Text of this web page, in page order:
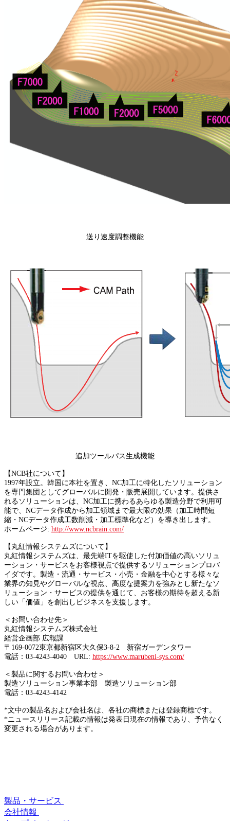
送り速度調整機能
追加ツールパス生成機能
【NCB社について】
1997年設立。韓国に本社を置き、NC加工に特化したソリューション
を専門集団としてグローバルに開発・販売展開しています。提供さ
れるソリューションは、NC加工に携わるあらゆる製造分野で利用可
能で、NCデータ作成から加工領域まで最大限の効果（加工時間短
縮・NCデータ作成工数削減・加工標準化など）を導き出します。
ホームページ: http://www.ncbrain.com/
【丸紅情報システムズについて】
丸紅情報システムズは、最先端ITを駆使した付加価値の高いソリュ
ーション・サービスをお客様視点で提供するソリューションプロバ
イダです。製造・流通・サービス・小売・金融を中心とする様々な
業界の知見やグローバルな視点、高度な提案力を強みとし新たなソ
リューション・サービスの提供を通じて、お客様の期待を超える新
しい「価値」を創出しビジネスを支援します。
＜お問い合わせ先＞
丸紅情報システムズ株式会社
経営企画部 広報課
〒169-0072東京都新宿区大久保3-8-2 新宿ガーデンタワー
電話：03-4243-4040 URL: https://www.marubeni-sys.com/
＜製品に関するお問い合わせ＞
製造ソリューション事業本部 製造ソリューション部
電話：03-4243-4142
*文中の製品名および会社名は、各社の商標または登録商標です。
*ニュースリリース記載の情報は発表日現在の情報であり、予告なく
変更される場合があります。
製品・サービス
会社情報